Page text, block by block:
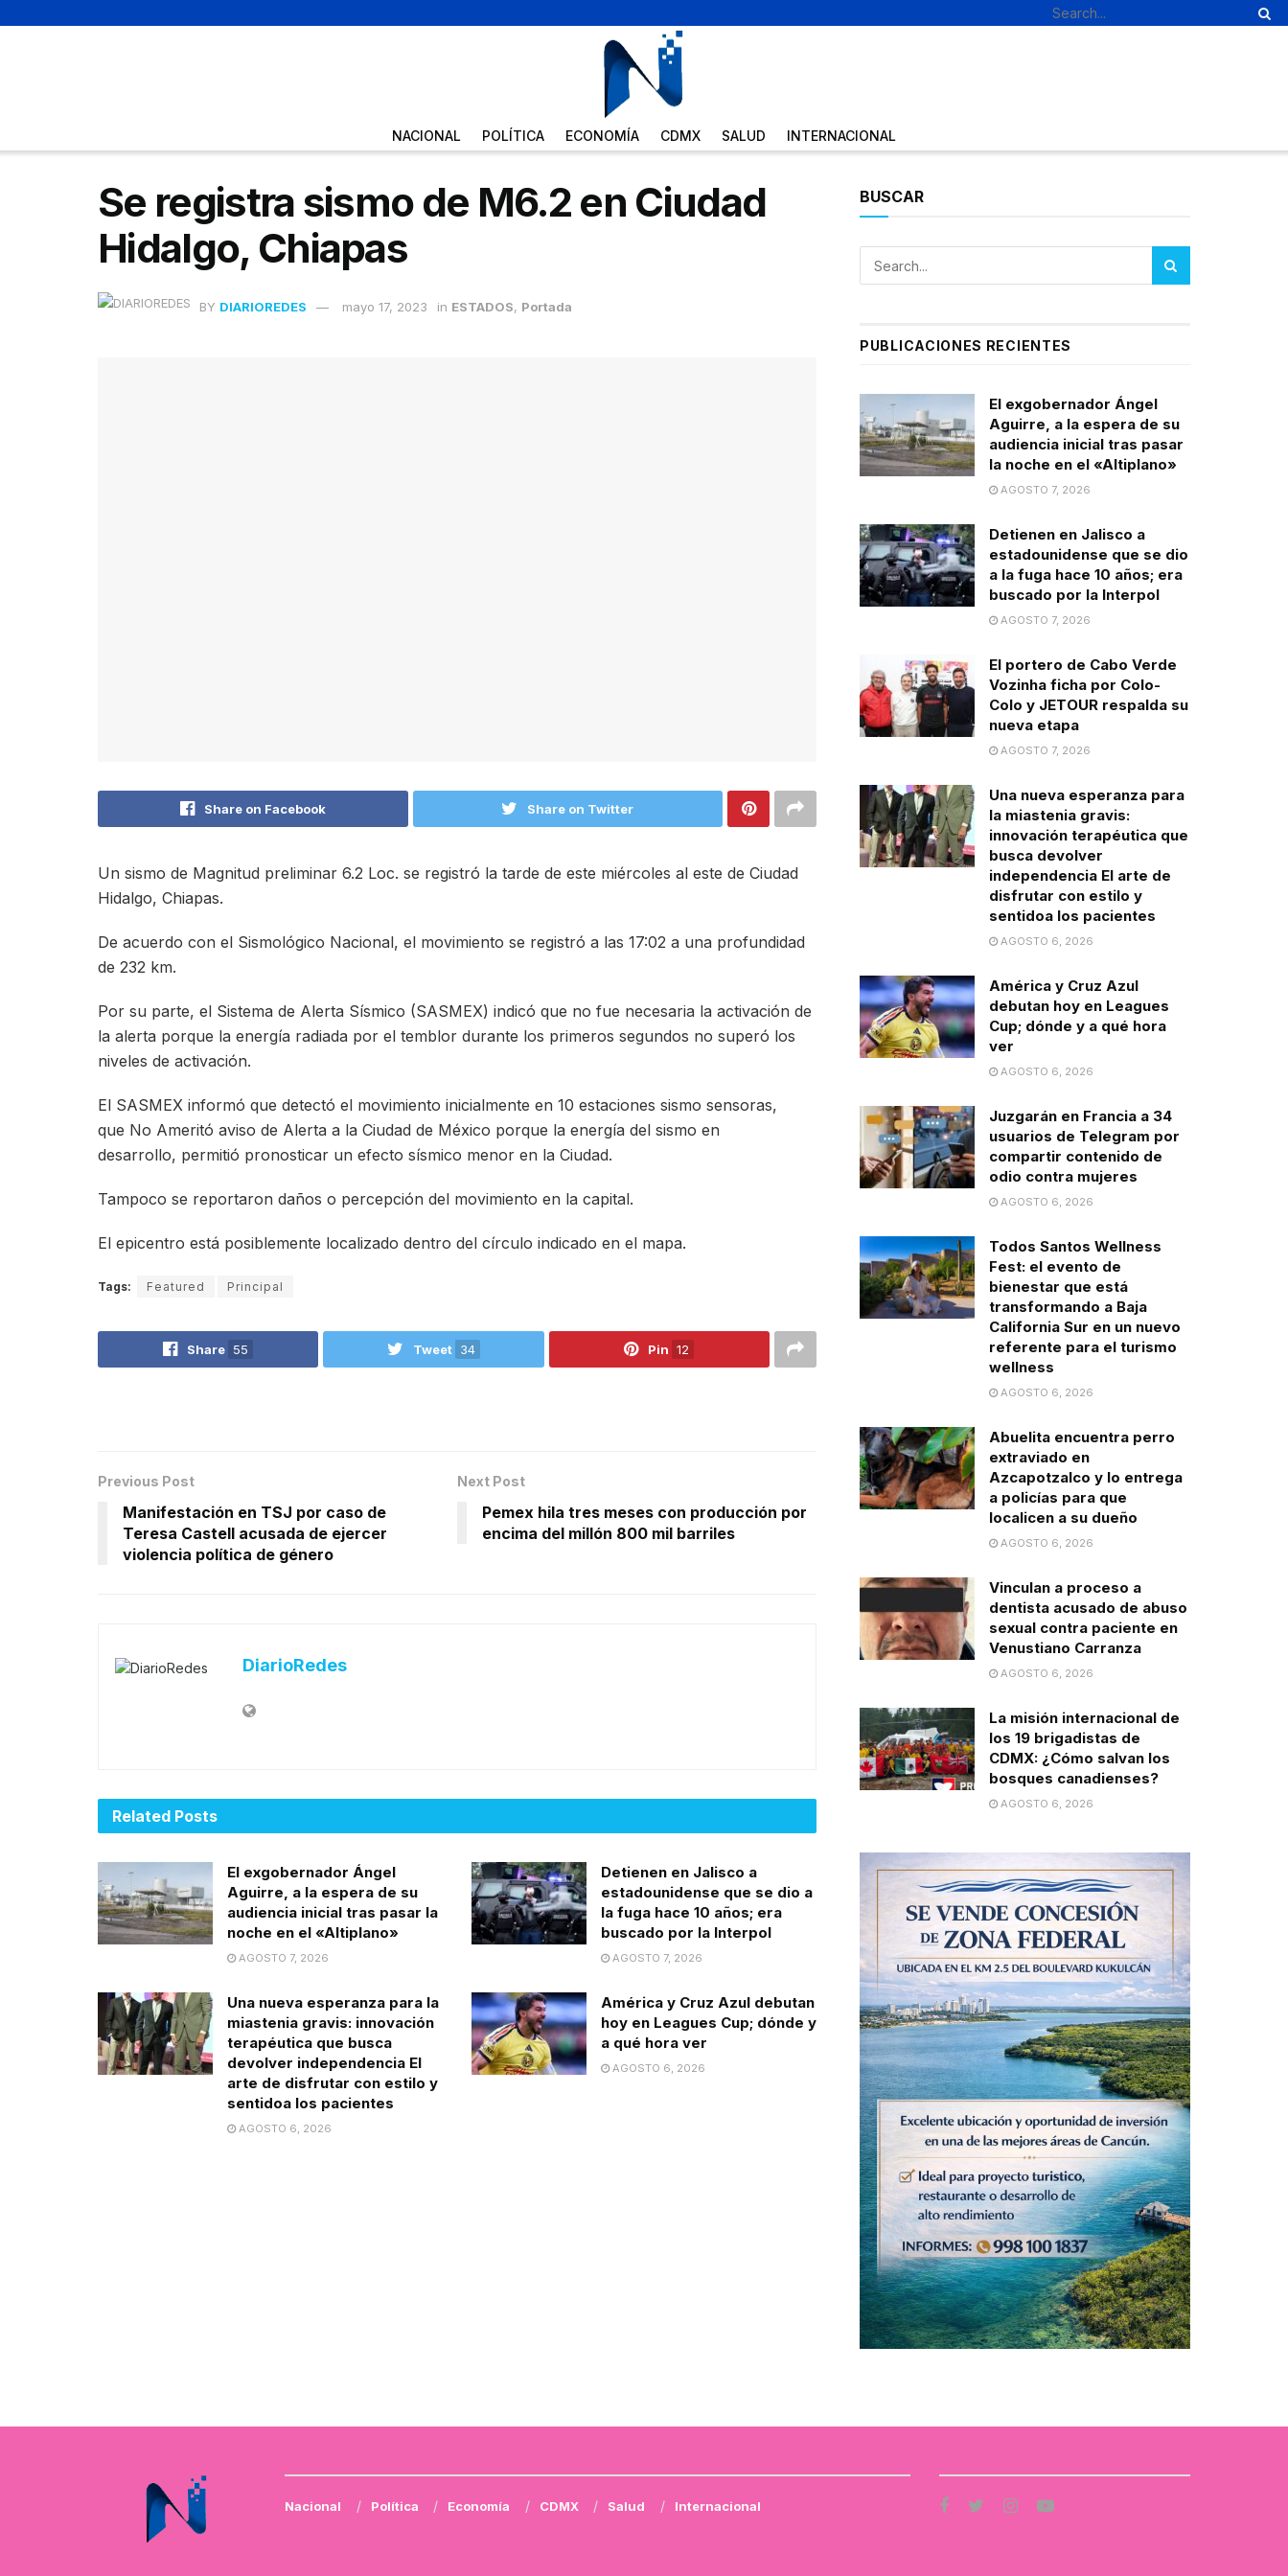
NACIONAL POLÍTICA ECONOMÍA CDMX SALUD INTERNACIONAL
Se registra sismo de M6.2 en Ciudad
Hidalgo, Chiapas
BY DIARIOREDES mayo 17, 2023 in ESTADOS, Portada
Share on Facebook Share on Twitter
Un sismo de Magnitud preliminar 6.2 Loc. se registró la tarde de este miércoles al este de Ciudad
Hidalgo, Chiapas.
De acuerdo con el Sismológico Nacional, el movimiento se registró a las 17:02 a una profundidad
de 232 km.
Por su parte, el Sistema de Alerta Sísmico (SASMEX) indicó que no fue necesaria la activación de
la alerta porque la energía radiada por el temblor durante los primeros segundos no superó los
niveles de activación.
El SASMEX informó que detectó el movimiento inicialmente en 10 estaciones sismo sensoras,
que No Ameritó aviso de Alerta a la Ciudad de México porque la energía del sismo en
desarrollo, permitió pronosticar un efecto sísmico menor en la Ciudad.
Tampoco se reportaron daños o percepción del movimiento en la capital.
El epicentro está posiblemente localizado dentro del círculo indicado en el mapa.
Tags: Featured Principal
Share 55 Tweet 34 Pin 12
Previous Post
Manifestación en TSJ por caso de
Teresa Castell acusada de ejercer
violencia política de género
Next Post
Pemex hila tres meses con producción por
encima del millón 800 mil barriles
DiarioRedes
Related Posts
El exgobernador Ángel
Aguirre, a la espera de su
audiencia inicial tras pasar la
noche en el «Altiplano»
AGOSTO 7, 2026
Detienen en Jalisco a
estadounidense que se dio a
la fuga hace 10 años; era
buscado por la Interpol
AGOSTO 7, 2026
Una nueva esperanza para la
miastenia gravis: innovación
terapéutica que busca
devolver independencia El
arte de disfrutar con estilo y
sentidoa los pacientes
AGOSTO 6, 2026
América y Cruz Azul debutan
hoy en Leagues Cup; dónde y
a qué hora ver
AGOSTO 6, 2026
BUSCAR
PUBLICACIONES RECIENTES
El exgobernador Ángel
Aguirre, a la espera de su
audiencia inicial tras pasar
la noche en el «Altiplano»
AGOSTO 7, 2026
Detienen en Jalisco a
estadounidense que se dio
a la fuga hace 10 años; era
buscado por la Interpol
AGOSTO 7, 2026
El portero de Cabo Verde
Vozinha ficha por Colo-
Colo y JETOUR respalda su
nueva etapa
AGOSTO 7, 2026
Una nueva esperanza para
la miastenia gravis:
innovación terapéutica que
busca devolver
independencia El arte de
disfrutar con estilo y
sentidoa los pacientes
AGOSTO 6, 2026
América y Cruz Azul
debutan hoy en Leagues
Cup; dónde y a qué hora
ver
AGOSTO 6, 2026
Juzgarán en Francia a 34
usuarios de Telegram por
compartir contenido de
odio contra mujeres
AGOSTO 6, 2026
Todos Santos Wellness
Fest: el evento de
bienestar que está
transformando a Baja
California Sur en un nuevo
referente para el turismo
wellness
AGOSTO 6, 2026
Abuelita encuentra perro
extraviado en
Azcapotzalco y lo entrega
a policías para que
localicen a su dueño
AGOSTO 6, 2026
Vinculan a proceso a
dentista acusado de abuso
sexual contra paciente en
Venustiano Carranza
AGOSTO 6, 2026
La misión internacional de
los 19 brigadistas de
CDMX: ¿Cómo salvan los
bosques canadienses?
AGOSTO 6, 2026
Nacional Política Economía CDMX Salud Internacional